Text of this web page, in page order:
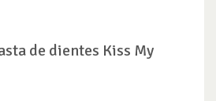
de dientes Kiss My